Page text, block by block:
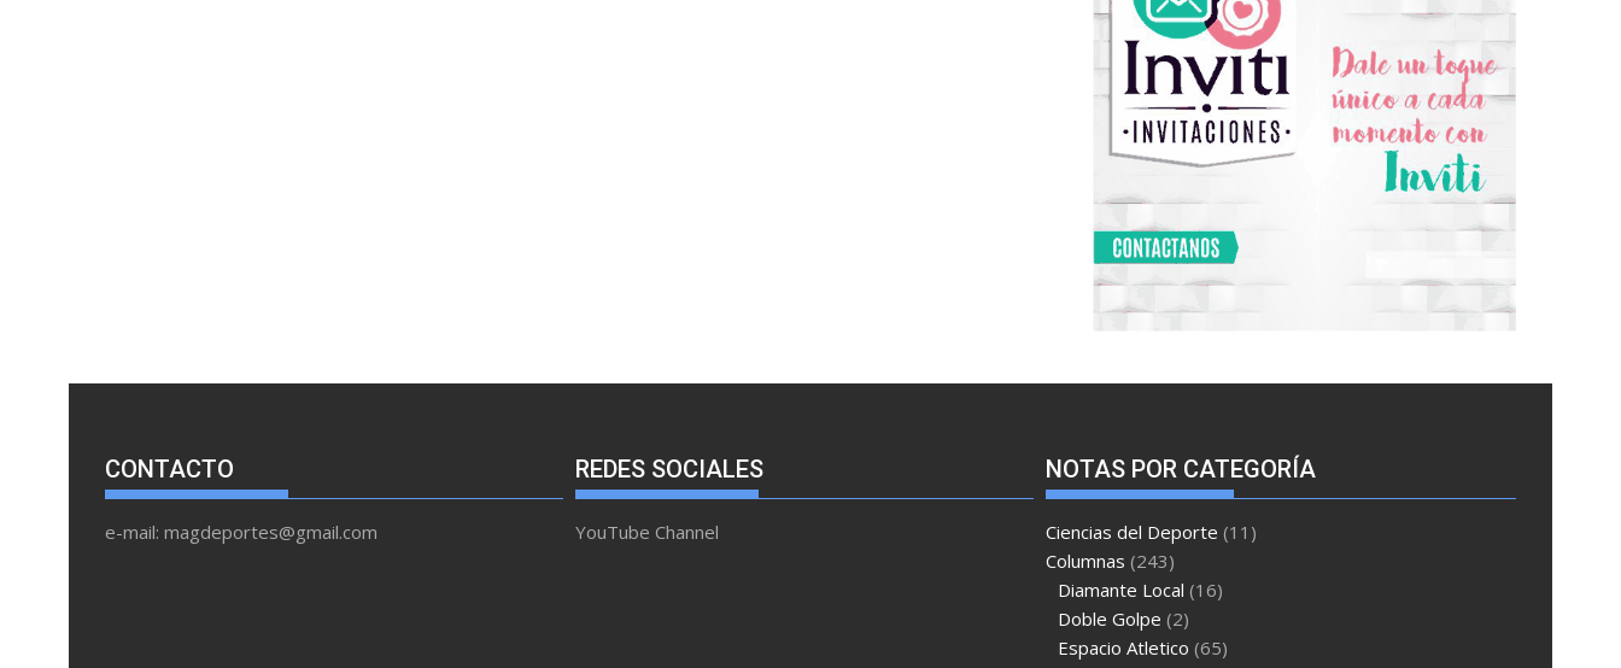
CONTACTO
e-mail: magdeportes@gmail.com
REDES SOCIALES
YouTube Channel
NOTAS POR CATEGORÍA
Ciencias del Deporte (11)
Columnas (243)
Diamante Local (16)
Doble Golpe (2)
Espacio Atletico (65)